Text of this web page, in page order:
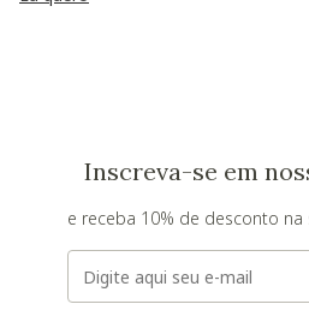
Inscreva-se em
e receba 10% de desconto
E-mail